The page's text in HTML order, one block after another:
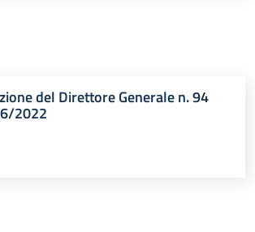
del Direttore Generale n. 94
2022